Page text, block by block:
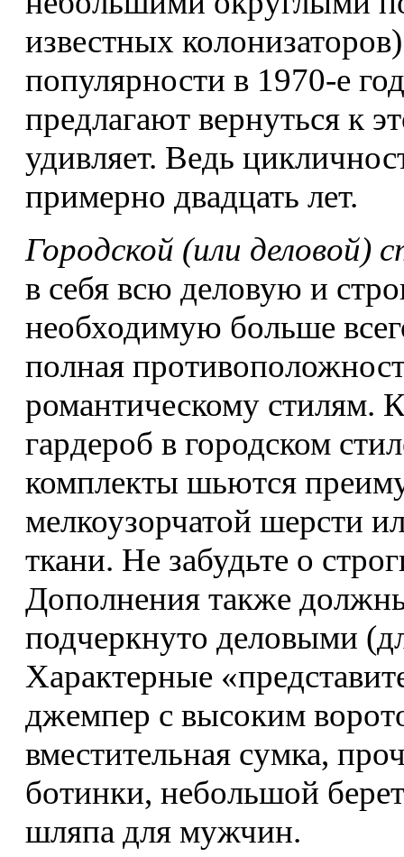
известных
популярности в 1970-е
предлагают вернуться к
удивляет. Ведь
примерно двадцать лет.
Городской (или деловой)
в себя всю деловую и
необходимую больше
полная
романтическому стилям.
гардероб в городском
комплекты шьются
мелкоузорчатой шерсти
ткани. Не забудьте о
Дополнения также
подчеркнуто деловыми
Характерные
джемпер с высоким
вместительная сумка,
ботинки, небольшой
шляпа для мужчин.